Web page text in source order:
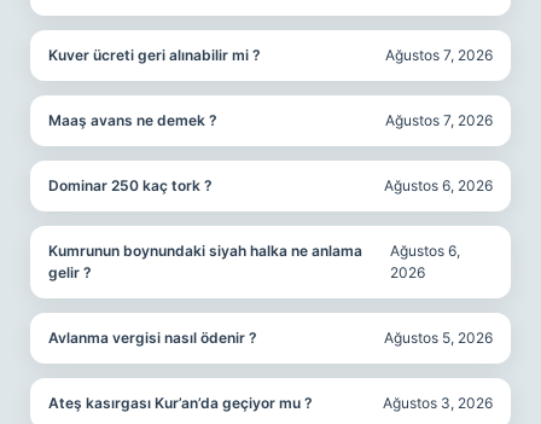
Kuver ücreti geri alınabilir mi ? Ağustos 7, 2026
Maaş avans ne demek ? Ağustos 7, 2026
Dominar 250 kaç tork ? Ağustos 6, 2026
Kumrunun boynundaki siyah halka ne anlama
gelir ?
Ağustos 6,
2026
Avlanma vergisi nasıl ödenir ? Ağustos 5, 2026
Ateş kasırgası Kur’an’da geçiyor mu ? Ağustos 3, 2026